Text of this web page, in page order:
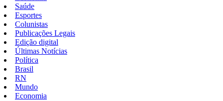
Saúde
Esportes
Colunistas
Publicações Legais
Edição digital
Últimas Notícias
Política
Brasil
RN
Mundo
Economia